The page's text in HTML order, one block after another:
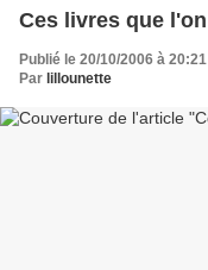
Ces livres que
Publié le 20/10/2006 à 20:21
Par lillounette